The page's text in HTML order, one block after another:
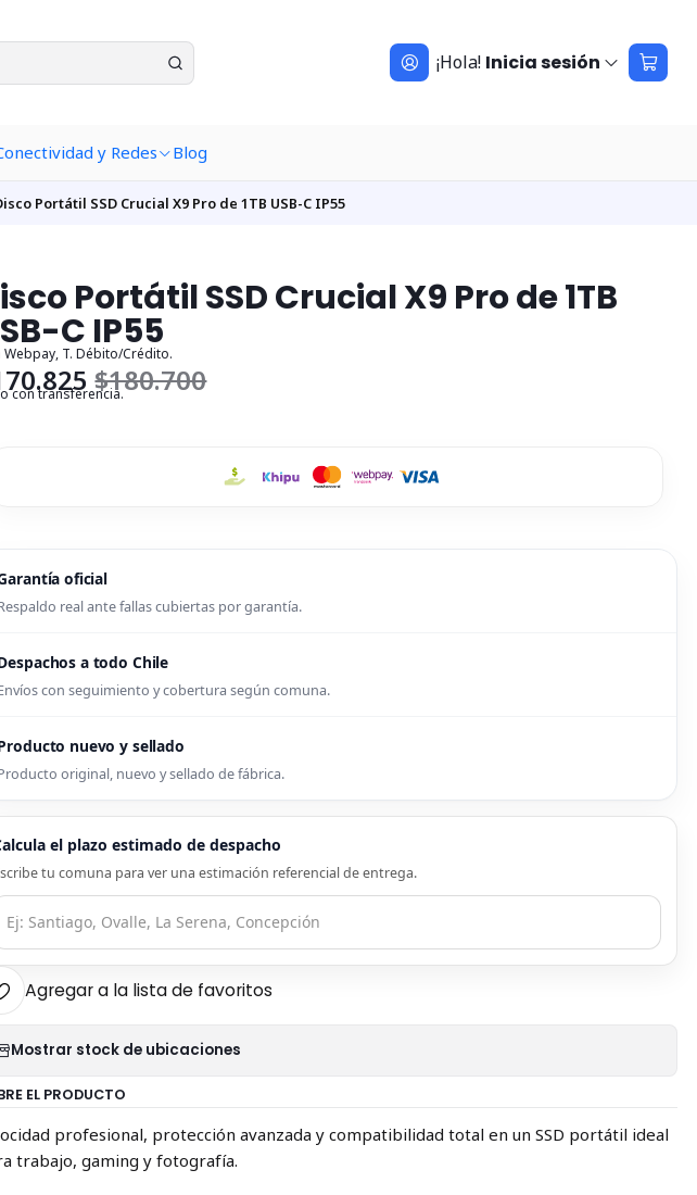
¡Hola! Inicia sesión
y Redes Blog
Portátil SSD Crucial X9 Pro de 1TB USB-C IP55
Portátil SSD Crucial X9 Pro de 1TB
C IP55
Webpay, T. Débito/Crédito.
$180.700
con transferencia.
oficial
real ante fallas cubiertas por garantía.
a todo Chile
con seguimiento y cobertura según comuna.
nuevo y sellado
original, nuevo y sellado de fábrica.
el plazo estimado de despacho
tu comuna para ver una estimación referencial de entrega.
Agregar a la lista de favoritos
Mostrar stock de ubicaciones
EL PRODUCTO
profesional, protección avanzada y compatibilidad total en un SSD portátil ideal
trabajo, gaming y fotografía.